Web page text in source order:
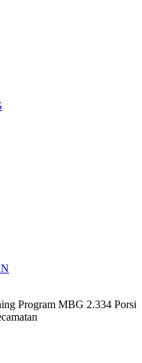
Program MBG 2.334 Porsi